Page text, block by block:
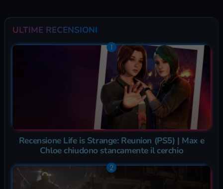
ULTIME RECENSIONI
Recensione Life is Strange: Reunion (PS5) | Max e
Chloe chiudono stancamente il cerchio